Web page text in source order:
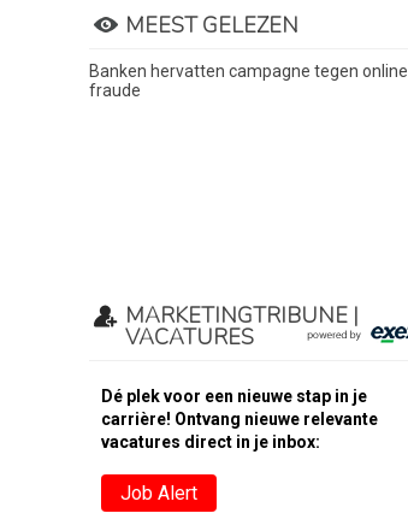
MEEST GELEZEN
Banken hervatten campagne tegen online
fraude
MARKETINGTRIBUNE |
VACATURES
Dé plek voor een nieuwe stap in je
carrière! Ontvang nieuwe relevante
vacatures direct in je inbox:
Job Alert